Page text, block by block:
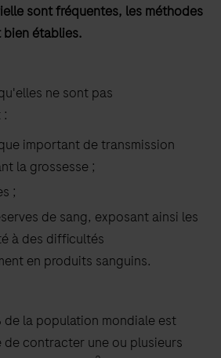
sont fréquentes, les méthodes
bien établies.
ne sont pas
important de transmission
la grossesse ;
;
de sang, exposant ainsi les
à des difficultés
en produits sanguins.
de la population mondiale est
de contracter une ou plusieurs